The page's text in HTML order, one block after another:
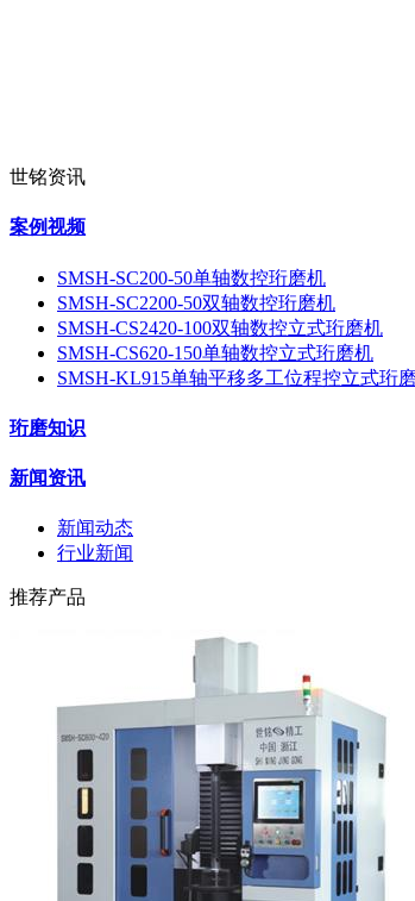
世铭资讯
案例视频
SMSH-SC200-50单轴数控珩磨机
SMSH-SC2200-50双轴数控珩磨机
SMSH-CS2420-100双轴数控立式珩磨机
SMSH-CS620-150单轴数控立式珩磨机
SMSH-KL915单轴平移多工位程控立式珩
珩磨知识
新闻资讯
新闻动态
行业新闻
推荐产品